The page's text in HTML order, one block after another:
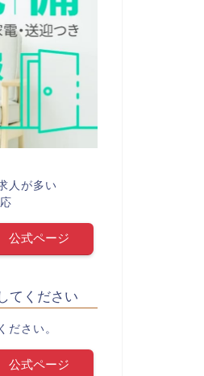
人が多い
公式ページ
てください
ださい。
公式ページ